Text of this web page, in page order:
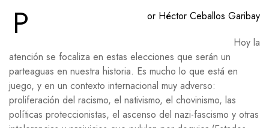
P
or Héctor Ceballos Garibay
Hoy la
atención se focaliza en estas elecciones que serán un
parteaguas en nuestra historia. Es mucho lo que está en
juego, y en un contexto internacional muy adverso:
proliferación del racismo, el nativismo, el chovinismo, las
políticas proteccionistas, el ascenso del nazi-fascismo y otras